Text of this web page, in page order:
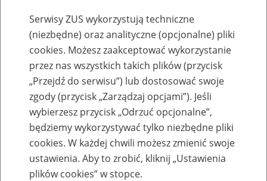
Komunikaty
Możliwa niedostępność elementów strony
internetowej zus.pl
Serwisy ZUS wykorzystują techniczne
(niezbędne) oraz analityczne (opcjonalne) pliki
cookies. Możesz zaakceptować wykorzystanie
przez nas wszystkich takich plików (przycisk
„Przejdź do serwisu”) lub dostosować swoje
zgody (przycisk „Zarządzaj opcjami”). Jeśli
wybierzesz przycisk „Odrzuć opcjonalne”,
będziemy wykorzystywać tylko niezbędne pliki
cookies. W każdej chwili możesz zmienić swoje
ustawienia. Aby to zrobić, kliknij „Ustawienia
plików cookies” w stopce.